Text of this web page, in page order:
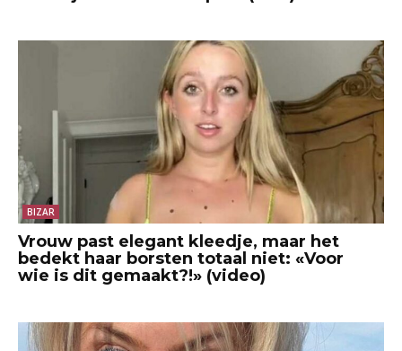
BIZAR
Vrouw past elegant kleedje, maar het
bedekt haar borsten totaal niet: «Voor
wie is dit gemaakt?!» (video)